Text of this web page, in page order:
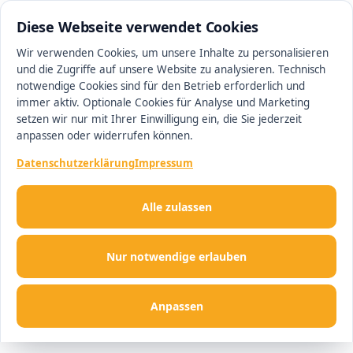
Diese Webseite verwendet Cookies
Wir verwenden Cookies, um unsere Inhalte zu personalisieren
und die Zugriffe auf unsere Website zu analysieren. Technisch
notwendige Cookies sind für den Betrieb erforderlich und
immer aktiv. Optionale Cookies für Analyse und Marketing
setzen wir nur mit Ihrer Einwilligung ein, die Sie jederzeit
anpassen oder widerrufen können.
DatenschutzerklärungImpressum
Nur notwendige erlauben
Anpassen
Alle zulassen